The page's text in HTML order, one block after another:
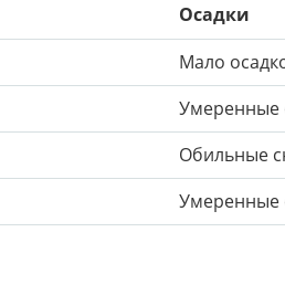
Осадки
Мало
Умеренные
Обильные
Умеренные